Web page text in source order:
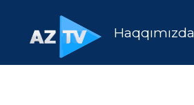
Haqqımızda